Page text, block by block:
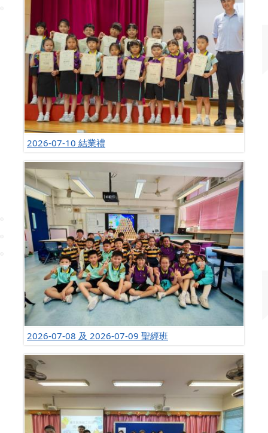
2026-07-10 結業禮
2026-07-08 及 2026-07-09 聖經班